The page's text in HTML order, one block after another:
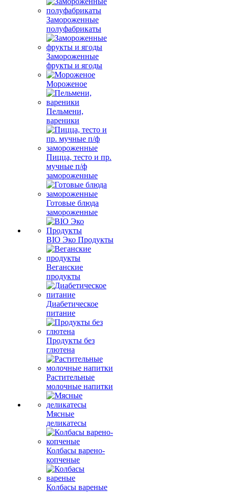
Замороженные
полуфабрикаты
Замороженные
фрукты и ягоды
Мороженое
Пельмени,
вареники
Пицца, тесто и пр.
мучные п/ф
замороженные
Готовые блюда
замороженные
BIO Эко Продукты
Веганские
продукты
Диабетическое
питание
Продукты без
глютена
Растительные
молочные напитки
Мясные
деликатесы
Колбасы варено-
копченые
Колбасы вареные